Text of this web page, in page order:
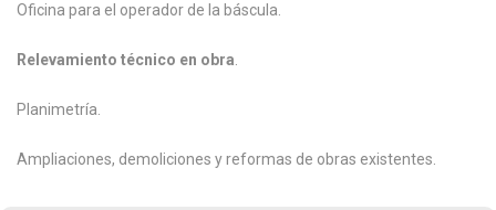
Oficina para el operador de la báscula.
Relevamiento técnico en obra
Planimetría.
Ampliaciones, demoliciones y reformas de obras existentes.